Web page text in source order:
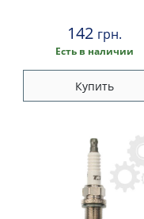
142 грн.
Есть в наличии
Купить